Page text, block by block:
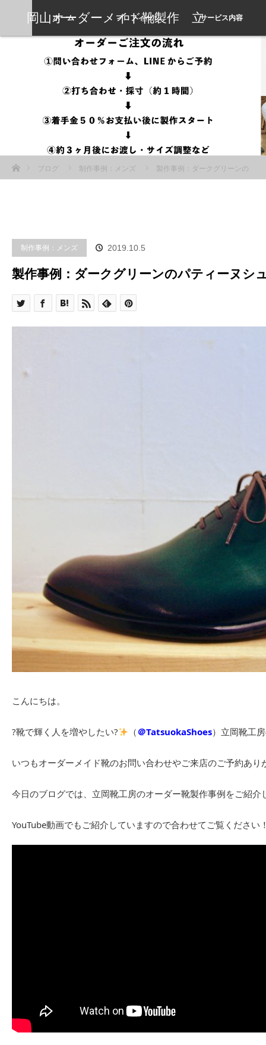
岡山オーダーメイド靴製作 立
岡靴工房
ホーム プロフィール サービス内容
ブログ
制作事例：メンズ 製作事例：ダークグリーンの
制作事例：メンズ 2019.10.5
製作事例：ダークグリーンのパティーヌシ
こんにちは。
?靴で輝く人を増やしたい? （ ＠TatsuokaShoes）立岡靴工
いつもオーダーメイド靴のお問い合わせやご来店のご予約あり
今日のブログでは、立岡靴工房のオーダー靴製作事例をご紹介
YouTube動画でもご紹介していますので合わせてご覧ください